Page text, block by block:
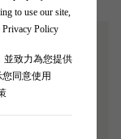
to use our site,
Privacy Policy
並致力為您提供
同意使用